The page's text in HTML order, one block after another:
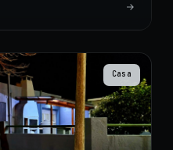
Casa